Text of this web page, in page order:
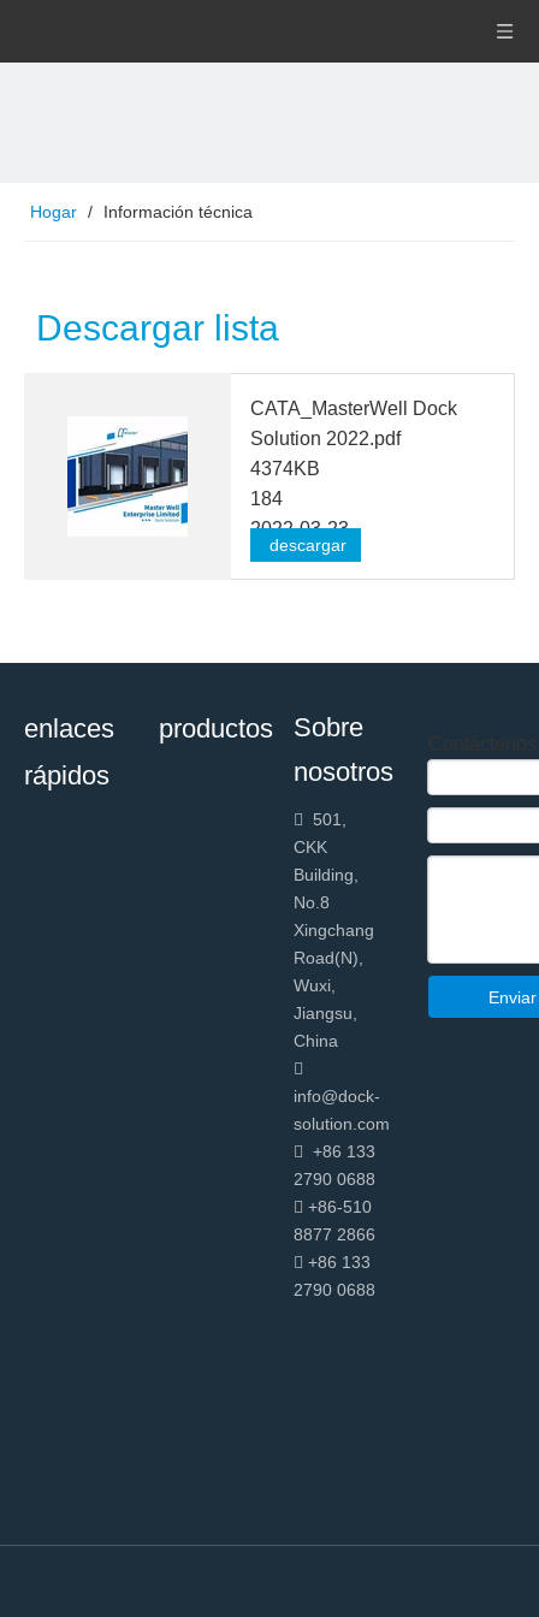
Hogar / Información técnica
Descargar lista
CATA_MasterWell Dock
Solution 2022.pdf
4374KB
184
2022-03-23
descargar
enlaces
rápidos
productos
Sobre
nosotros
 501,
CKK
Building,
No.8
Xingchang
Road(N),
Wuxi,
Jiangsu,
China

info@dock-
solution.com
 +86 133
2790 0688
 +86-510
8877 2866
 +86 133
2790 0688
Enviar